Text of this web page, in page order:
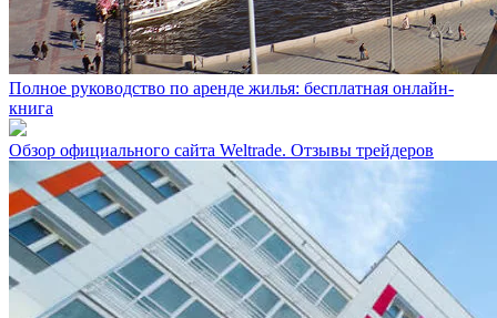
Полное руководство по аренде жилья: бесплатная онлайн-
книга
Обзор официального сайта Weltrade. Отзывы трейдеров